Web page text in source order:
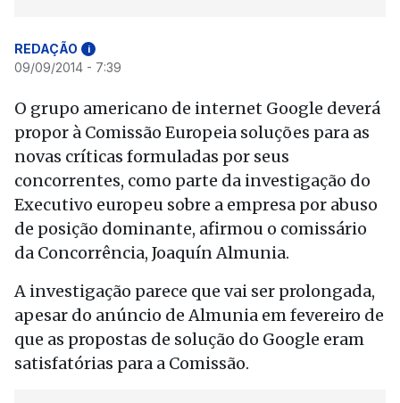
REDAÇÃO i
09/09/2014 - 7:39
O grupo americano de internet Google deverá
propor à Comissão Europeia soluções para as
novas críticas formuladas por seus
concorrentes, como parte da investigação do
Executivo europeu sobre a empresa por abuso
de posição dominante, afirmou o comissário
da Concorrência, Joaquín Almunia.
A investigação parece que vai ser prolongada,
apesar do anúncio de Almunia em fevereiro de
que as propostas de solução do Google eram
satisfatórias para a Comissão.